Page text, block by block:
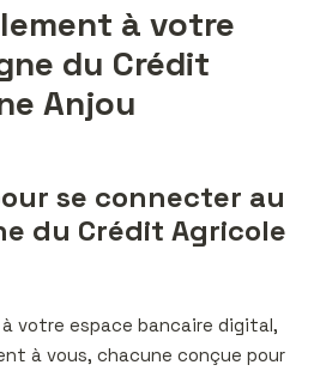
à votre
du Crédit
Anjou
se connecter au
du Crédit Agricole
votre espace bancaire digital,
à vous, chacune conçue pour